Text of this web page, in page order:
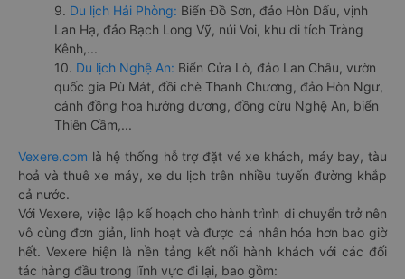
9. Du lịch Hải Phòng: Biển Đồ Sơn, đảo Hòn Dấu, vịnh
Lan Hạ, đảo Bạch Long Vỹ, núi Voi, khu di tích Tràng
Kênh,...
10. Du lịch Nghệ An: Biển Cửa Lò, đảo Lan Châu, vườn
quốc gia Pù Mát, đồi chè Thanh Chương, đảo Hòn Ngư,
cánh đồng hoa hướng dương, đồng cừu Nghệ An, biển
Thiên Cầm,...
Vexere.com là hệ thống hỗ trợ đặt vé xe khách, máy bay, tàu
hoả và thuê xe máy, xe du lịch trên nhiều tuyến đường khắp
cả nước.
Với Vexere, việc lập kế hoạch cho hành trình di chuyển trở nên
vô cùng đơn giản, linh hoạt và được cá nhân hóa hơn bao giờ
hết. Vexere hiện là nền tảng kết nối hành khách với các đối
tác hàng đầu trong lĩnh vực đi lại, bao gồm: